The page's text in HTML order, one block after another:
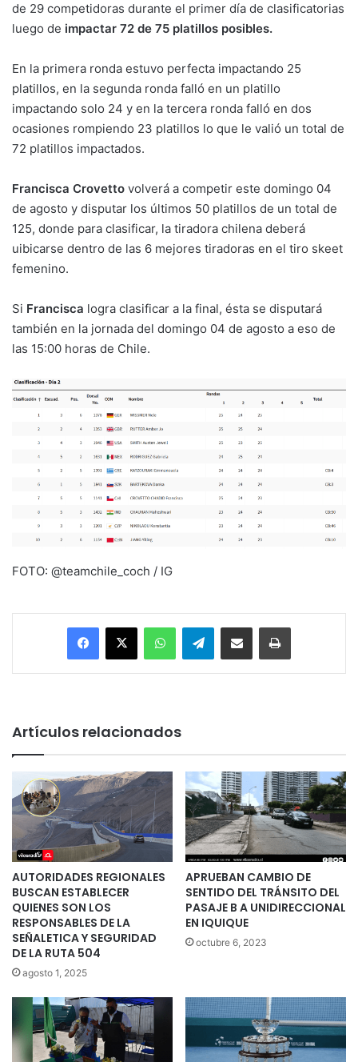
de 29 competidoras durante el primer día de clasificatorias
luego de impactar 72 de 75 platillos posibles.
En la primera ronda estuvo perfecta impactando 25
platillos, en la segunda ronda falló en un platillo
impactando solo 24 y en la tercera ronda falló en dos
ocasiones rompiendo 23 platillos lo que le valió un total de
72 platillos impactados.
Francisca Crovetto volverá a competir este domingo 04
de agosto y disputar los últimos 50 platillos de un total de
125, donde para clasificar, la tiradora chilena deberá
uibicarse dentro de las 6 mejores tiradoras en el tiro skeet
femenino.
Si Francisca logra clasificar a la final, ésta se disputará
también en la jornada del domingo 04 de agosto a eso de
las 15:00 horas de Chile.
FOTO: @teamchile_coch / IG
Facebook
X WhatsAppTelegramEnviar vía email Imprimir
Artículos relacionados
AUTORIDADES REGIONALES
BUSCAN ESTABLECER
QUIENES SON LOS
RESPONSABLES DE LA
SEÑALETICA Y SEGURIDAD
DE LA RUTA 504
agosto 1, 2025
APRUEBAN CAMBIO DE
SENTIDO DEL TRÁNSITO DEL
PASAJE B A UNIDIRECCIONAL
EN IQUIQUE
octubre 6, 2023